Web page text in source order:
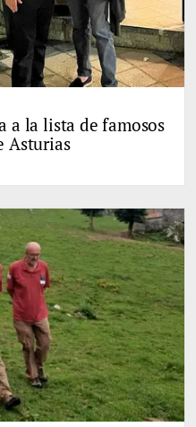
a la lista de famosos
Asturias